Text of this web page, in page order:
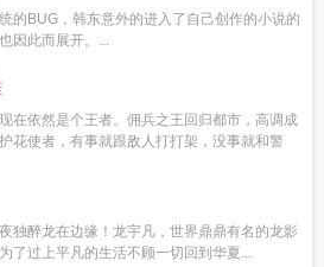
的BUG，韩东意外的进入了自己创作的小说的
因此而展开。...
在依然是个王者。佣兵之王回归都市，高调成
花使者，有事就跟敌人打打架，没事就和警
独醉龙在边缘！龙宇凡，世界鼎鼎有名的龙影
了过上平凡的生活不顾一切回到华夏...